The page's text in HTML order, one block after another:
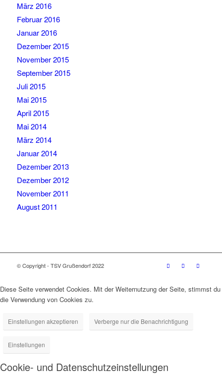
März 2016
Februar 2016
Januar 2016
Dezember 2015
November 2015
September 2015
Juli 2015
Mai 2015
April 2015
Mai 2014
März 2014
Januar 2014
Dezember 2013
Dezember 2012
November 2011
August 2011
© Copyright - TSV Grußendorf 2022
Diese Seite verwendet Cookies. Mit der Weiternutzung der Seite, stimmst du
die Verwendung von Cookies zu.
Einstellungen akzeptieren Verberge nur die Benachrichtigung
Einstellungen
Cookie- und Datenschutzeinstellungen